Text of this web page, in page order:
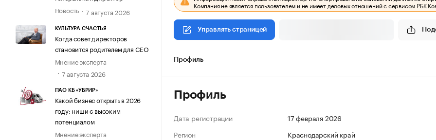
Новость
7 августа 2026
КУЛЬТУРА СЧАСТЬЯ
Когда совет директоров
становится родителем для CEO
Мнение эксперта
7 августа 2026
ПАО КБ «УБРИР»
Какой бизнес открыть в 2026
году: ниши с высоким
потенциалом
Мнение эксперта
Компания не является пользователем и не имеет деловых отношений с сервисом РБК
Управлять страницей
Профиль
Профиль
Дата регистрации
17 февраля 2026
Регион
Краснодарский край